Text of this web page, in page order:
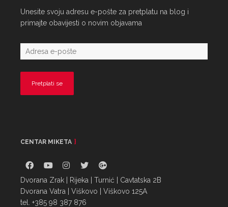
Unesite svoju adresu e-pošte za pretplatu na blog i
primajte obavijesti o novim objavama
CENTAR MIKETA
Dvorana Zrak | Rijeka | Turnić | Cavtatska 2B
Dvorana Vatra | Viškovo | Viškovo 125A
tel. +385 98 387 876